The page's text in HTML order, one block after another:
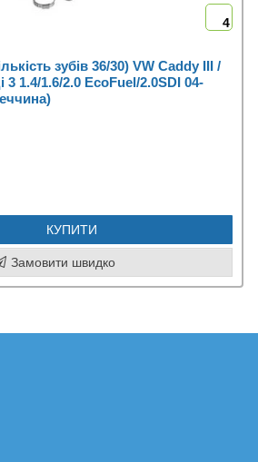
4
зубів 36/30) VW Caddy III /
1.4/1.6/2.0 EcoFuel/2.0SDI 04-
КУПИТИ
Замовити швидко